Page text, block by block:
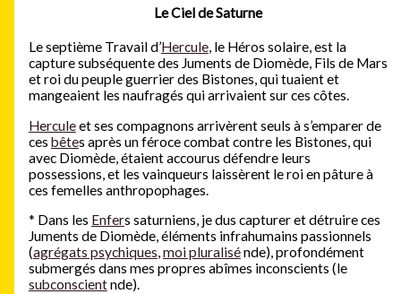
Le Ciel de Saturne
Le septième Travail d’Hercule, le Héros solaire, est la
capture subséquente des Juments de Diomède, Fils de Mars
et roi du peuple guerrier des Bistones, qui tuaient et
mangeaient les naufragés qui arrivaient sur ces côtes.
Herculeet ses compagnons arrivèrent seuls à s’emparer de
ces bêtes après un féroce combat contre les Bistones, qui
avec Diomède, étaient accourus défendre leurs
possessions, et les vainqueurs laissèrent le roi en pâture à
ces femelles anthropophages.
* Dans les Enfers saturniens, je dus capturer et détruire ces
Juments de Diomède, éléments infrahumains passionnels
(agrégats psychiques,moi pluralisénde), profondément
submergés dans mes propres abîmes inconscients (le
subconscientnde).